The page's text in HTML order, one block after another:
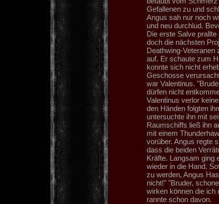
Gefallenen zu und
Angus sah nur noch
und neu durchlud.
Die erste Salve
doch die nächsten
Deathwing-
auf. Er schaute zum
konnte sich nicht
Geschosse
war Valentinus.
dürfen nicht
Valentinus verlor
den Händen folgten
untersuchte ihn mit
Raumschiffs ließ ihn
mit einem
vorüber. Angus regte
dass die beiden
Kräfte. Langsam ging
wieder in die Hand.
zu werden, Angus
nicht!" "Bruder,
wirken können die ich
rannte schon davon.